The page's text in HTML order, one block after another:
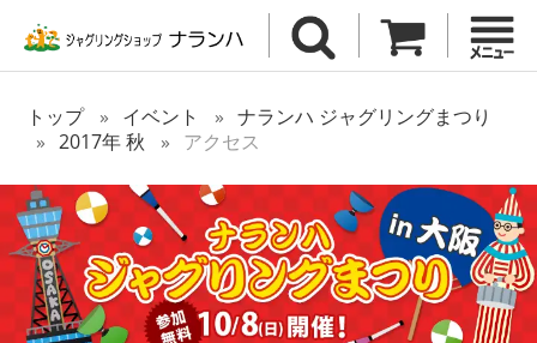
トップ イベント
ナランハ ジャグリングまつり
2017年 秋
アクセス